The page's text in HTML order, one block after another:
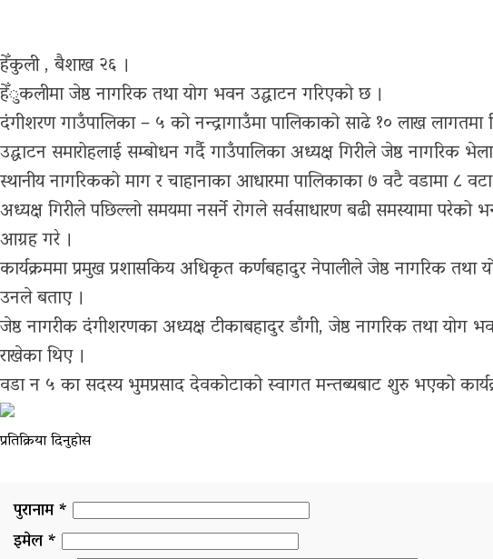
हेँकुली , बैशाख २६ ।
हेँुकलीमा जेष्ठ नागरिक तथा योग भवन उद्घाटन गरिएको छ ।
दंगीशरण गाउँपालिका – ५ को नन्द्रागाउँमा पालिकाको साढे १० लाख
उद्घाटन समारोहलाई सम्बोधन गर्दै गाउँपालिका अध्यक्ष गिरीले जेष्ठ नागरिक
स्थानीय नागरिकको माग र चाहानाका आधारमा पालिकाका ७ वटै वडामा ८
अध्यक्ष गिरीले पछिल्लो समयमा नसर्ने रोगले सर्वसाधारण बढी समस्यामा
आग्रह गरे ।
कार्यक्रममा प्रमुख प्रशासकिय अधिकृत कर्णबहादुर नेपालीले जेष्ठ नागरिक
उनले बताए ।
जेष्ठ नागरीक दंगीशरणका अध्यक्ष टीकाबहादुर डाँगी, जेष्ठ नागरिक तथा योग
राखेका थिए ।
वडा न ५ का सदस्य भुमप्रसाद देवकोटाको स्वागत मन्तब्यबाट शुरु भएको
प्रतिक्रिया दिनुहोस
पुरानाम *
इमेल *